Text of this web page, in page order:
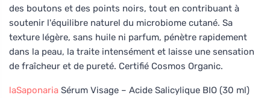
des boutons et des points noirs, tout en contribuant à
soutenir l'équilibre naturel du microbiome cutané. Sa
texture légère, sans huile ni parfum, pénètre rapidement
dans la peau, la traite intensément et laisse une sensation
de fraîcheur et de pureté. Certifié Cosmos Organic.
laSaponaria Sérum Visage – Acide Salicylique BIO (30 ml)